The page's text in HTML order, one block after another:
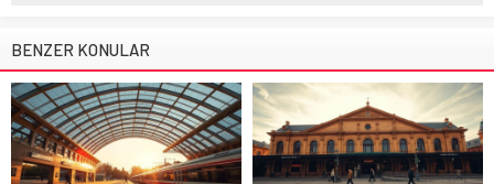
BENZER KONULAR